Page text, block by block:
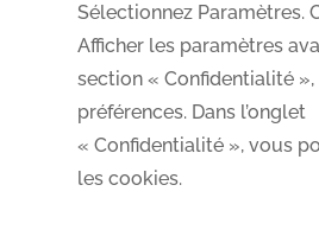
Sélectionnez Paramètres.
Afficher les paramètres
section « Confidentialité
préférences. Dans l’onglet
« Confidentialité », vous
les cookies.